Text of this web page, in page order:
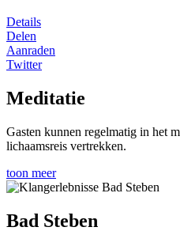
Details
Delen
Aanraden
Twitter
Meditatie
Gasten kunnen regelmatig in het
lichaamsreis vertrekken.
toon meer
Bad Steben